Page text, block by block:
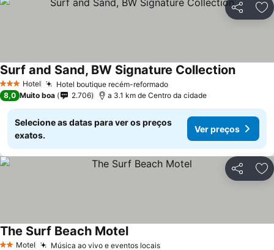
Partilhar
3 EstrelasHotel Hotel boutique recém-reformado
Surf and Sand, BW Signature Collection
8,0 Muito boa 2.706 a 3.1 km de Centro da cidade
Selecione as datas para ver os preços
exatos.
Ver preços
Partilhar
Motel Música ao vivo e eventos locais
The Surf Beach Motel